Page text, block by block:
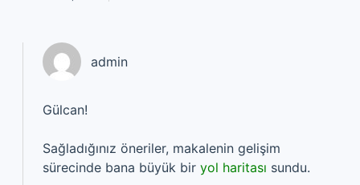
admin
Gülcan!
Sağladığınız öneriler, makalenin gelişim
sürecinde bana büyük bir yol haritası sundu.